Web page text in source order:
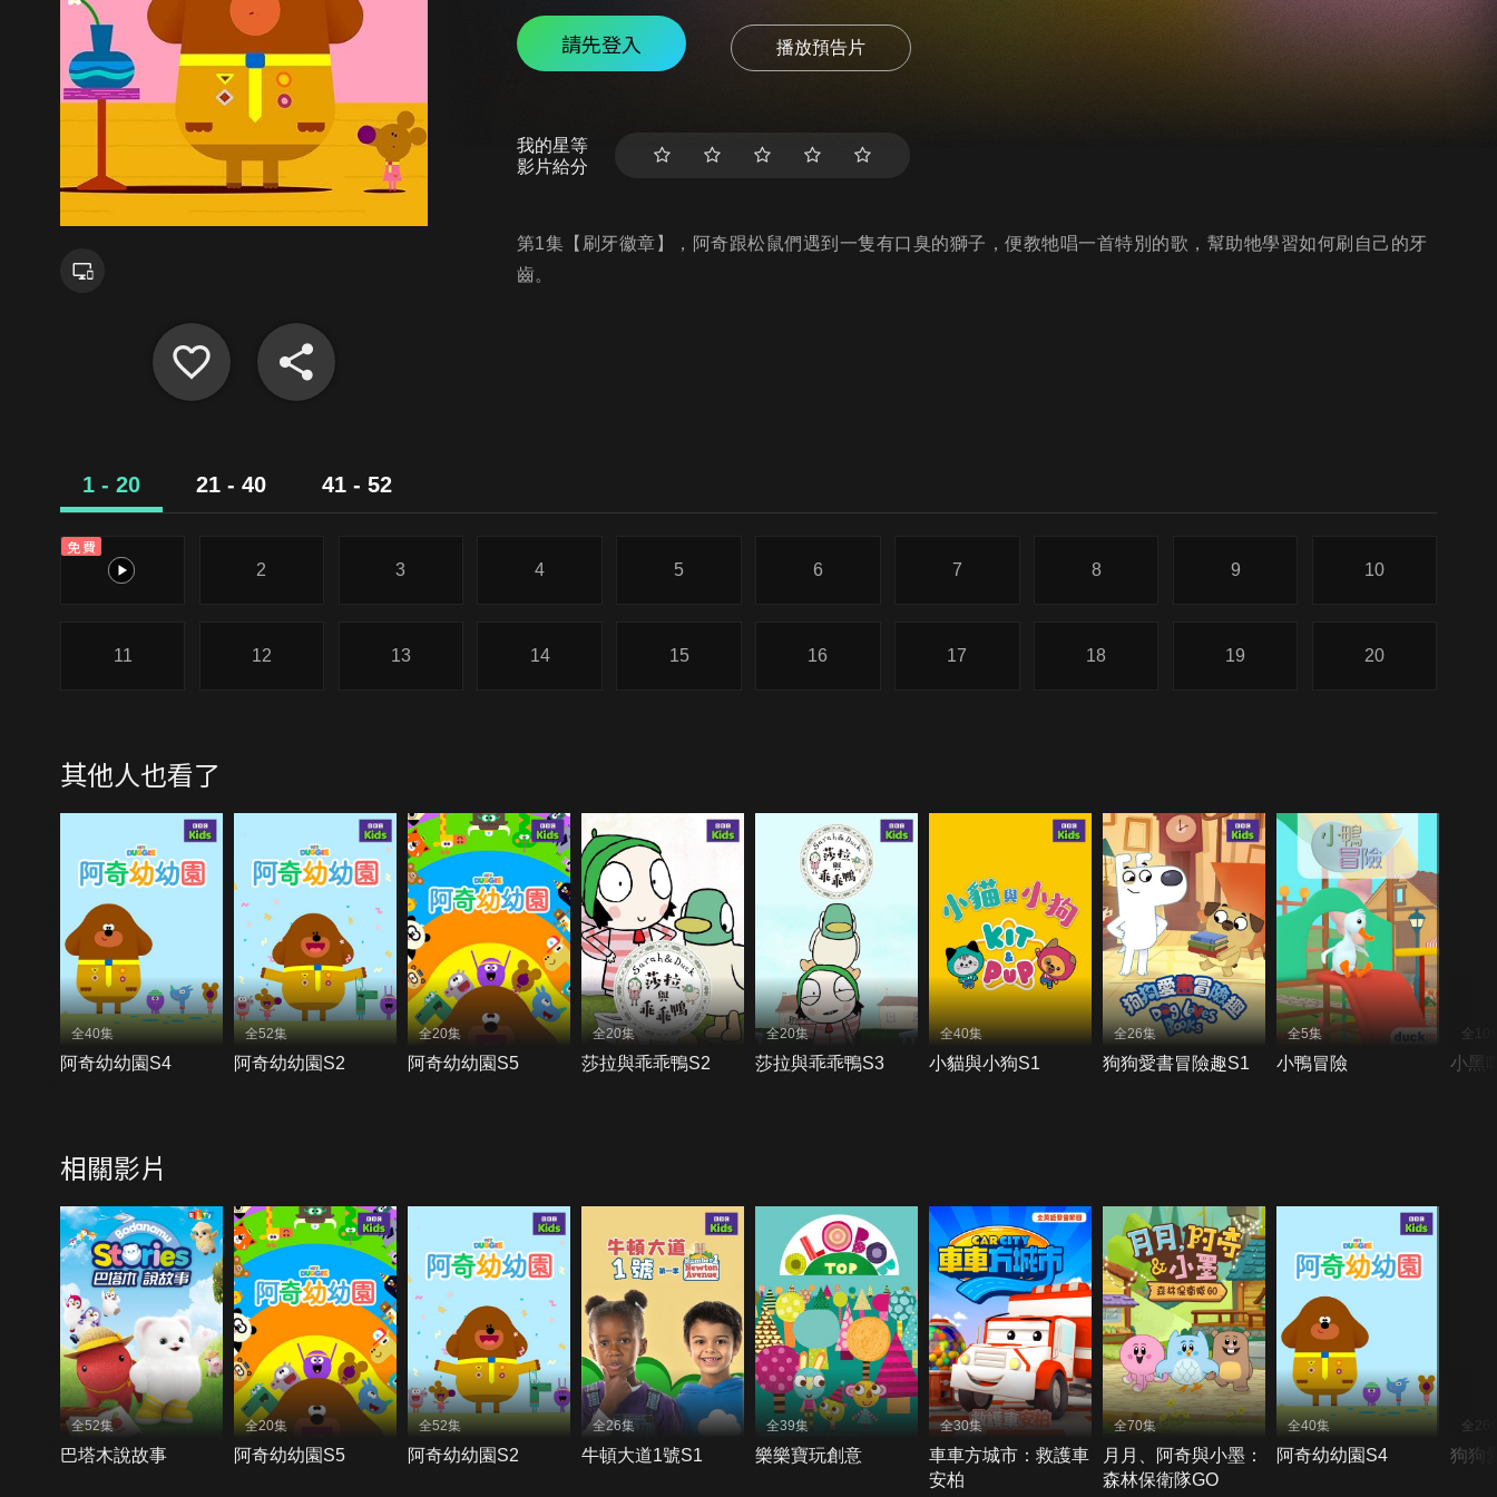
請先登入 播放預告片
我的星等
影片給分
第1集【刷牙徽章】，阿奇跟松鼠們遇到一隻有口臭的獅子，便教牠唱一首特別的歌，幫助牠學習如何刷自己的牙
齒。
1 - 20 21 - 40 41 - 52
免費
1
2 3 4 5 6 7 8 9 10
11 12 13 14 15 16 17 18 19 20
其他人也看了
全40集
阿奇幼幼園S4
全52集
阿奇幼幼園S2
全20集
阿奇幼幼園S5
全20集
莎拉與乖乖鴨S2
全20集
莎拉與乖乖鴨S3
全40集
小貓與小狗S1
全26集
狗狗愛書冒險趣S1
全5集
小鴨冒險
全10
小黑
相關影片
全52集
巴塔木說故事
全20集
阿奇幼幼園S5
全52集
阿奇幼幼園S2
全26集
牛頓大道1號S1
全39集
樂樂寶玩創意
全30集
車車方城市：救護車
安柏
全70集
月月、阿奇與小墨：
森林保衛隊GO
全40集
阿奇幼幼園S4
全26
狗狗